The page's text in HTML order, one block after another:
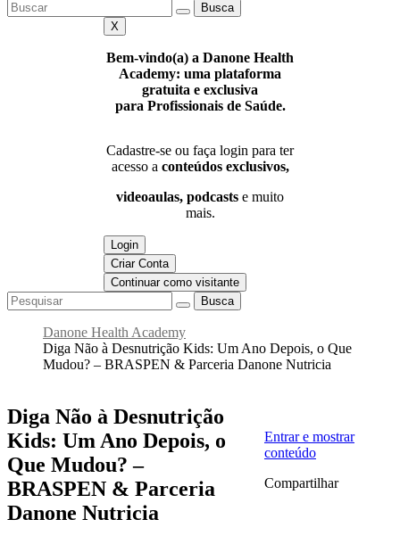
Busca
X
Bem-vindo(a) a Danone Health
Academy: uma plataforma
gratuita e exclusiva
para Profissionais de Saúde.
Cadastre-se ou faça login para ter
acesso a conteúdos exclusivos,
videoaulas, podcasts e muito
mais.
Login
Criar Conta
Continuar como visitante
Busca
Danone Health Academy
Diga Não à Desnutrição Kids: Um Ano Depois, o Que
Mudou? – BRASPEN & Parceria Danone Nutricia
Diga Não à Desnutrição
Kids: Um Ano Depois, o
Que Mudou? –
BRASPEN & Parceria
Danone Nutricia
Entrar e mostrar
conteúdo
Compartilhar